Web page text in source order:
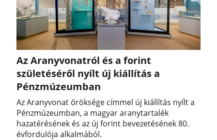
Az Aranyvonatról és a forint
születéséről nyílt új kiállítás a
Pénzmúzeumban
Az Aranyvonat öröksége címmel új kiállítás nyílt a
Pénzmúzeumban, a magyar aranytartalék
hazatérésének és az új forint bevezetésének 80.
évfordulója alkalmából.